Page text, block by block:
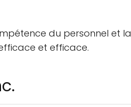
du personnel et la
et efficace.